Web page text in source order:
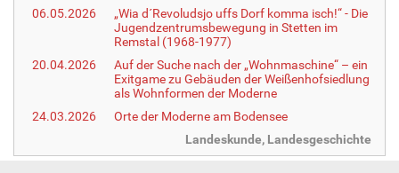
06.05.2026
„Wia d´Revoludsjo uffs Dorf komma isch!“ - Die
Jugendzentrumsbewegung in Stetten im
Remstal (1968-1977)
20.04.2026
Auf der Suche nach der „Wohnmaschine“ – ein
Exitgame zu Gebäuden der Weißenhofsiedlung
als Wohnformen der Moderne
24.03.2026
Orte der Moderne am Bodensee
Landeskunde, Landesgeschichte